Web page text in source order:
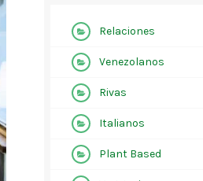
Relaciones
Venezolanos
Rivas
Italianos
Plant Based